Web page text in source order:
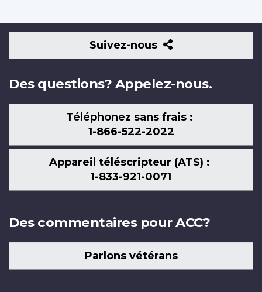
Suivez-nous
Suivez-
nous
Des questions? Appelez-nous.
Téléphonez sans frais :
1-866-522-2022
Appareil téléscripteur (ATS) :
1-833-921-0071
Des commentaires pour ACC?
Parlons vétérans